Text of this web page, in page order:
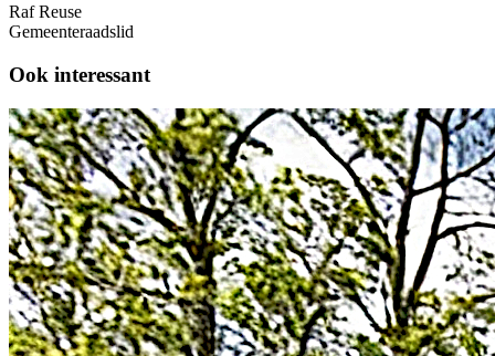
Raf Reuse
Gemeenteraadslid
Ook interessant